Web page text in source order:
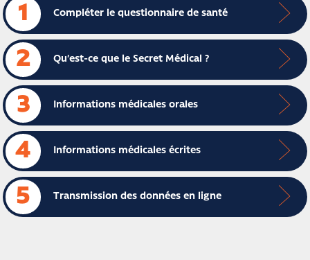
1 Compléter le questionnaire de santé
2 Qu’est-ce que le Secret Médical ?
3 Informations médicales orales
4 Informations médicales écrites
5 Transmission des données en ligne